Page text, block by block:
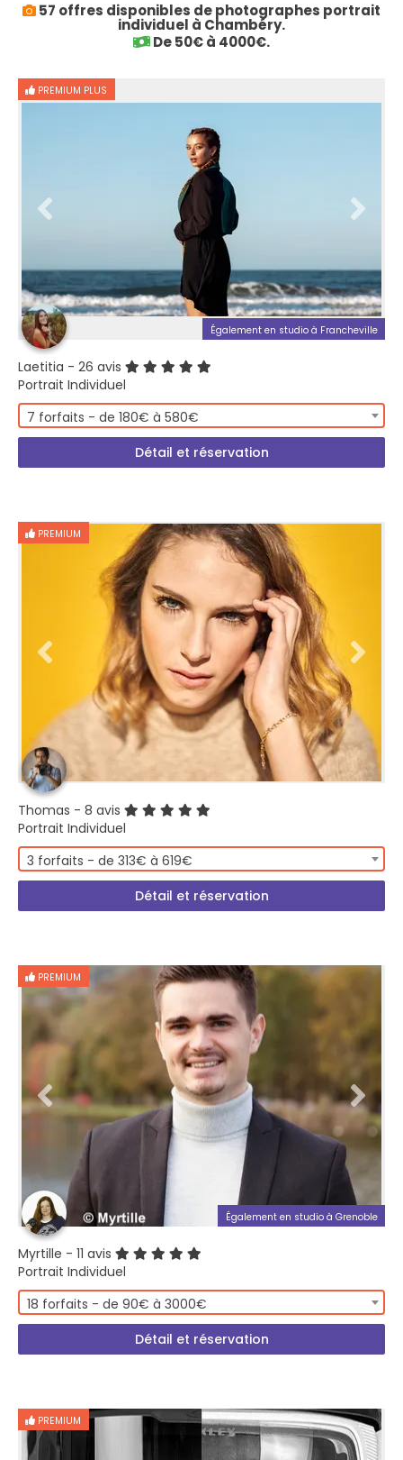
57 offres disponibles de photographes portrait
individuel à Chambéry.
De 50€ à 4000€.
PREMIUM PLUS
Également en studio à Francheville
Laetitia - 26 avis
Portrait Individuel
7 forfaits - de 180€ à 580€
Détail et réservation
PREMIUM
Thomas - 8 avis
Portrait Individuel
3 forfaits - de 313€ à 619€
Détail et réservation
PREMIUM
Également en studio à Grenoble
Myrtille - 11 avis
Portrait Individuel
18 forfaits - de 90€ à 3000€
Détail et réservation
PREMIUM